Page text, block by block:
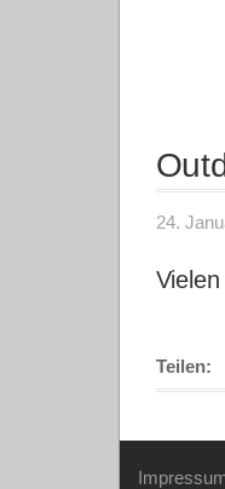
24.
Teilen: